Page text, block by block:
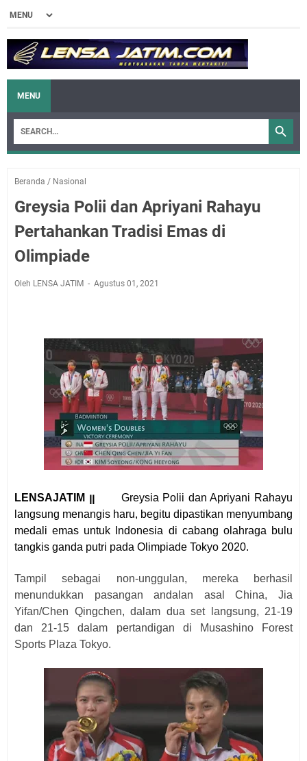
MENU
Beranda / Nasional
Greysia Polii dan Apriyani Rahayu
Pertahankan Tradisi Emas di
Olimpiade
Oleh LENSA JATIM Agustus 01, 2021
LENSAJATIM ꞁꞁ
Greysia Polii dan Apriyani Rahayu
langsung menangis haru, begitu dipastikan menyumbang
medali emas untuk Indonesia di cabang olahraga bulu
tangkis ganda putri pada Olimpiade Tokyo 2020.
Tampil sebagai non-unggulan, mereka berhasil
menundukkan pasangan andalan asal China, Jia
Yifan/Chen Qingchen, dalam dua set langsung, 21-19
dan 21-15 dalam pertandigan di Musashino Forest
Sports Plaza Tokyo.